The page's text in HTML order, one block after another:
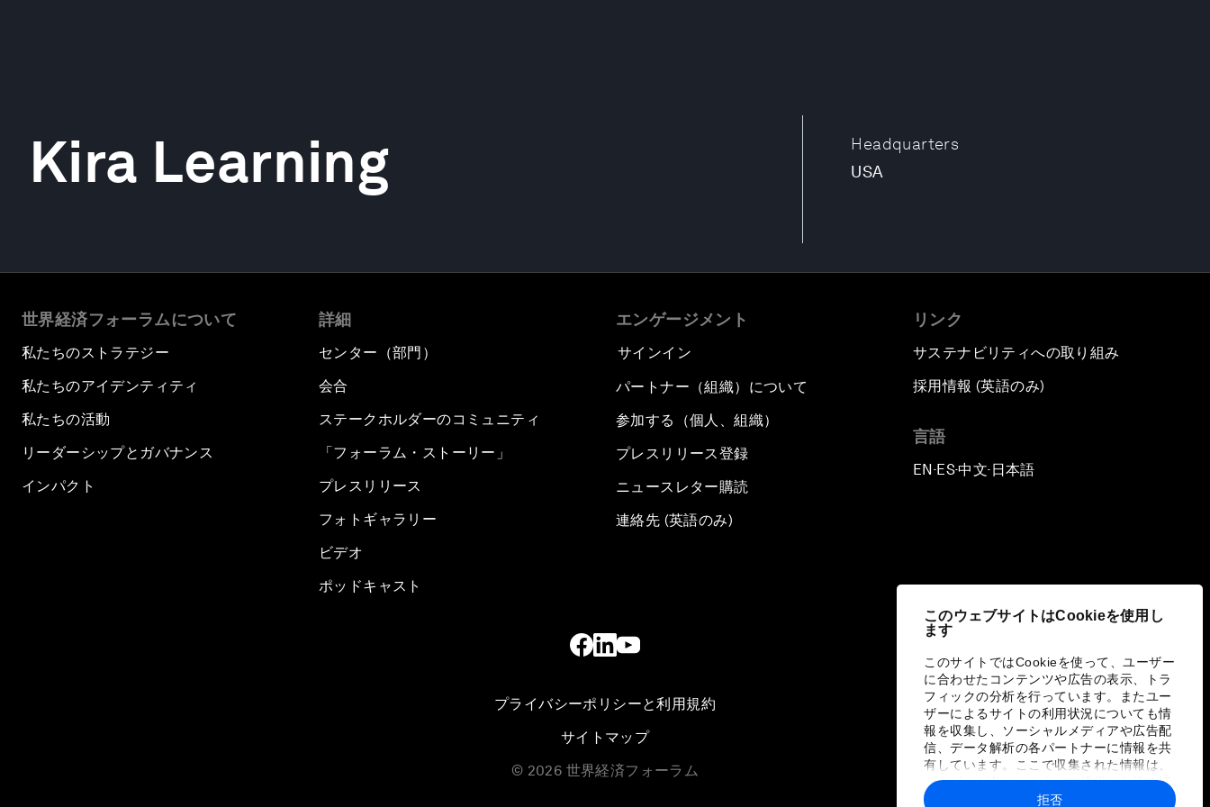
このウェブサイトはCookieを使用し
ます
このサイトではCookieを使って、ユーザー
に合わせたコンテンツや広告の表示、トラ
フィックの分析を行っています。またユー
ザーによるサイトの利用状況についても情
報を収集し、ソーシャルメディアや広告配
信、データ解析の各パートナーに情報を共
有しています。ここで収集された情報は、
ユーザーが各パートナーに提供した他の情
報や各パートナーのサービスを使用した際
拒否
Headquarters
USA
Kira Learning
世界経済フォーラムについて
私たちのストラテジー
私たちのアイデンティティ
私たちの活動
リーダーシップとガバナンス
インパクト
詳細
センター（部門）
会合
ステークホルダーのコミュニティ
「フォーラム・ストーリー」
プレスリリース
フォトギャラリー
ビデオ
ポッドキャスト
エンゲージメント
サインイン
パートナー（組織）について
参加する（個人、組織）
プレスリリース登録
ニュースレター購読
連絡先 (英語のみ)
リンク
サステナビリティへの取り組み
採用情報 (英語のみ)
言語
EN ▪ES▪中文▪ 日本語
プライバシーポリシーと利用規約
サイトマップ
© 2026 世界経済フォーラム